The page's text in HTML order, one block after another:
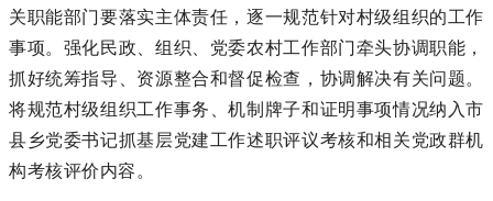
关职能部门要落实主体责任，逐一规范针对村级组织的工作
事项。强化民政、组织、党委农村工作部门牵头协调职能，
抓好统筹指导、资源整合和督促检查，协调解决有关问题。
将规范村级组织工作事务、机制牌子和证明事项情况纳入市
县乡党委书记抓基层党建工作述职评议考核和相关党政群机
构考核评价内容。